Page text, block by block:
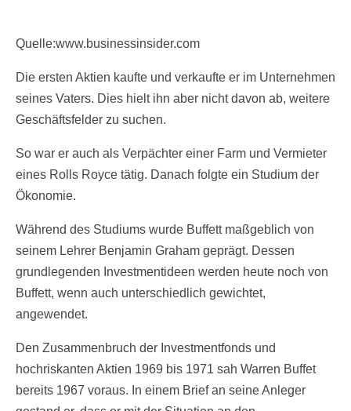
Quelle:www.businessinsider.com
Die ersten Aktien kaufte und verkaufte er im Unternehmen
seines Vaters. Dies hielt ihn aber nicht davon ab, weitere
Geschäftsfelder zu suchen.
So war er auch als Verpächter einer Farm und Vermieter
eines Rolls Royce tätig. Danach folgte ein Studium der
Ökonomie.
Während des Studiums wurde Buffett maßgeblich von
seinem Lehrer Benjamin Graham geprägt. Dessen
grundlegenden Investmentideen werden heute noch von
Buffett, wenn auch unterschiedlich gewichtet,
angewendet.
Den Zusammenbruch der Investmentfonds und
hochriskanten Aktien 1969 bis 1971 sah Warren Buffet
bereits 1967 voraus. In einem Brief an seine Anleger